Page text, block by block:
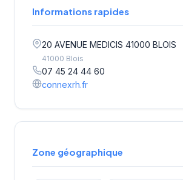
Informations rapides
20 AVENUE MEDICIS 41000 BLOIS
41000 Blois
07 45 24 44 60
connexrh.fr
Zone géographique